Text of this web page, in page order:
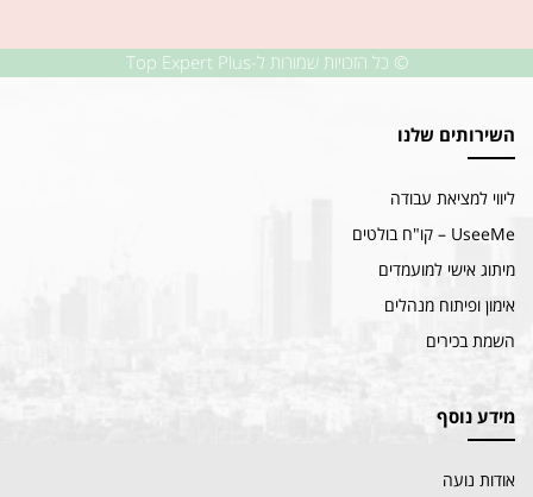
© כל הזכויות שמורות ל-Top Expert Plus
השירותים שלנו
ליווי למציאת עבודה
UseeMe – קו"ח בולטים
מיתוג אישי למועמדים
אימון ופיתוח מנהלים
השמת בכירים
מידע נוסף
אודות נועה